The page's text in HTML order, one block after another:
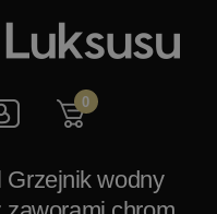
0
Grzejnik wodny